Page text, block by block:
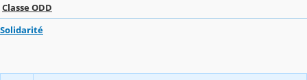
Classe ODD
Solidarité